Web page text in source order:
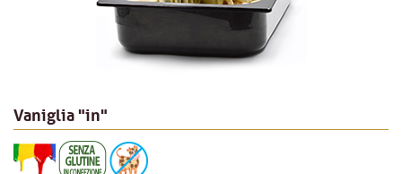
Vaniglia "in"